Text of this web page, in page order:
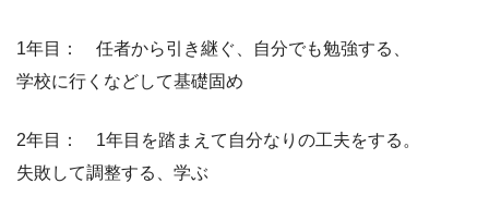
1年目： 任者から引き継ぐ、自分でも勉強する、
学校に行くなどして基礎固め
2年目： 1年目を踏まえて自分なりの工夫をする。
失敗して調整する、学ぶ